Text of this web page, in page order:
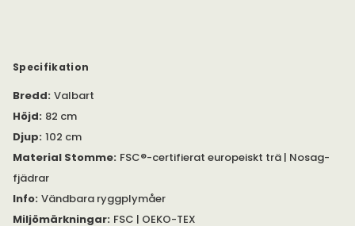
och tvätta enligt tvättråd, samt möjlighet att köpa till extra
klädsel för att enkelt förändra uttrycket över tid.
Komforten C2 består av fjäderfyllning som ger en mjuk och
omslutande känsla. Komforten C4 består av syntetiskt dun
med mjuk dunliknande sittkänsla. Passar även dunallergiker.
Ryggplymåerna är vändbara.
Petito rak soffa levereras i ett stycke, vilket är viktigt att ta
Specifikation
Bredd: Valbart
Höjd: 82 cm
Djup: 102 cm
Material Stomme: FSC®-certifierat europeiskt trä | Nosag-
fjädrar
Info: Vändbara ryggplymåer
Miljömärkningar: FSC | OEKO-TEX